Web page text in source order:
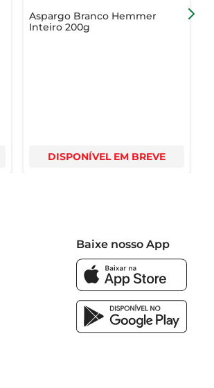
Aspargo Branco Hemmer
Inteiro 200g
DISPONÍVEL EM BREVE
Baixe nosso App